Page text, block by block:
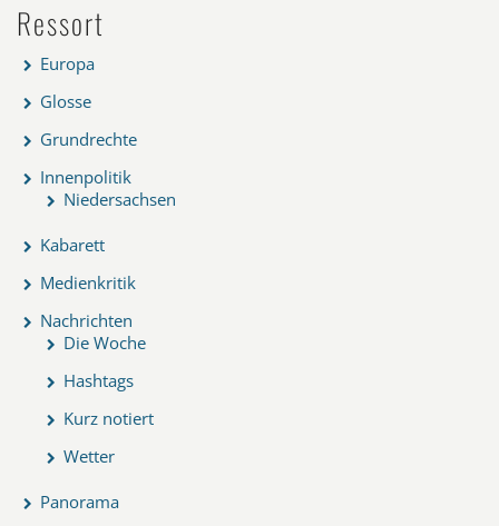
Ressort
Europa
Glosse
Grundrechte
Innenpolitik
Niedersachsen
Kabarett
Medienkritik
Nachrichten
Die Woche
Hashtags
Kurz notiert
Wetter
Panorama